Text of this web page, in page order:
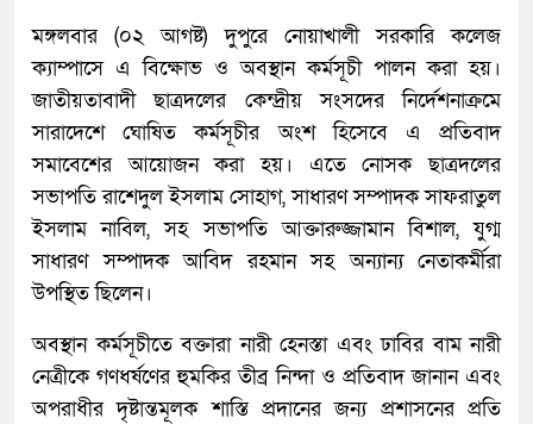
মঙ্গলবার (০২ আগষ্ট) দুপুরে নোয়াখালী সরকারি কলেজ
ক্যাম্পাসে এ বিক্ষোভ ও অবস্থান কর্মসূচী পালন করা হয়।
জাতীয়তাবাদী ছাত্রদলের কেন্দ্রীয় সংসদের নির্দেশনাক্রমে
সারাদেশে ঘোষিত কর্মসূচীর অংশ হিসেবে এ প্রতিবাদ
সমাবেশের আয়োজন করা হয়। এতে নোসক ছাত্রদলের
সভাপতি রাশেদুল ইসলাম সোহাগ, সাধারণ সম্পাদক সাফরাতুল
ইসলাম নাবিল, সহ সভাপতি আক্তারুজ্জামান বিশাল, যুগ্ম
সাধারণ সম্পাদক আবিদ রহমান সহ অন্যান্য নেতাকর্মীরা
উপস্থিত ছিলেন।
অবস্থান কর্মসূচীতে বক্তারা নারী হেনস্তা এবং ঢাবির বাম নারী
নেত্রীকে গণধর্ষণের হুমকির তীব্র নিন্দা ও প্রতিবাদ জানান এবং
অপরাধীর দৃষ্টান্তমূলক শাস্তি প্রদানের জন্য প্রশাসনের প্রতি